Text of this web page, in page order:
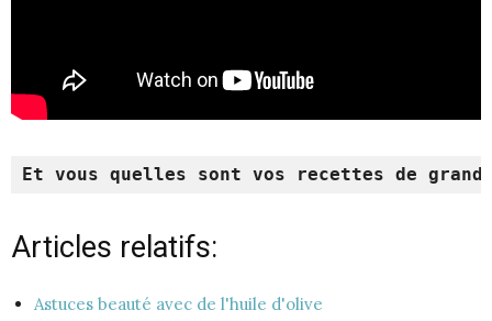
Et vous quelles sont vos recettes de
Articles relatifs:
Astuces beauté avec de l'huile d'olive